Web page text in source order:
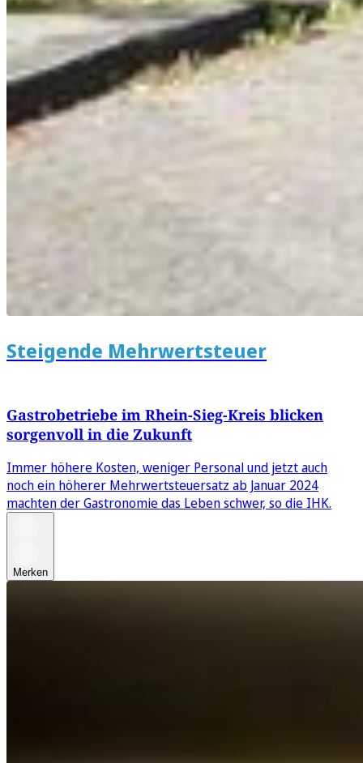
Steigende Mehrwertsteuer
Gastrobetriebe im Rhein-Sieg-Kreis blicken
sorgenvoll in die Zukunft
Immer höhere Kosten, weniger Personal und jetzt auch
noch ein höherer Mehrwertsteuersatz ab Januar 2024
machten der Gastronomie das Leben schwer, so die IHK.
Merken